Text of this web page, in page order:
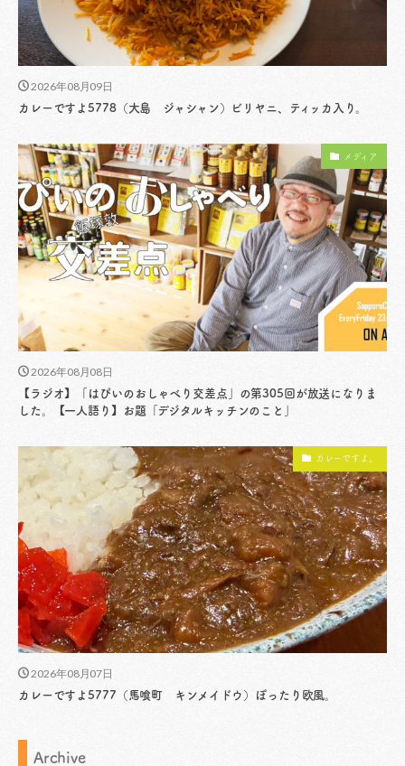
2026年08月09日
カレーですよ5778（大島 ジャシャン）ビリヤニ、ティッカ入り。
メディア
2026年08月08日
【ラジオ】「はぴいのおしゃべり交差点」の第305回が放送になりま
した。【一人語り】お題「デジタルキッチンのこと」
カレーですよ。
2026年08月07日
カレーですよ5777（馬喰町 キンメイドウ）ぽったり欧風。
Archive